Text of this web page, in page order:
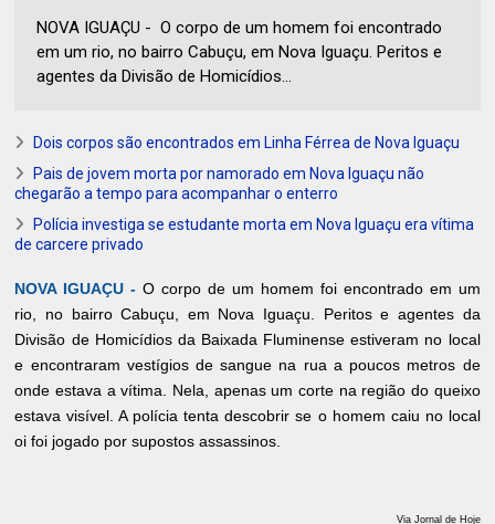
NOVA IGUAÇU - O corpo de um homem foi encontrado
em um rio, no bairro Cabuçu, em Nova Iguaçu. Peritos e
agentes da Divisão de Homicídios...
Dois corpos são encontrados em Linha Férrea de Nova Iguaçu
Pais de jovem morta por namorado em Nova Iguaçu não
chegarão a tempo para acompanhar o enterro
Polícia investiga se estudante morta em Nova Iguaçu era vítima
de carcere privado
NOVA IGUAÇU -O corpo de um homem foi encontrado em um
rio, no bairro Cabuçu, em Nova Iguaçu. Peritos e agentes da
Divisão de Homicídios da Baixada Fluminense estiveram no local
e encontraram vestígios de sangue na rua a poucos metros de
onde estava a vítima. Nela, apenas um corte na região do queixo
estava visível. A polícia tenta descobrir se o homem caiu no local
oi foi jogado por supostos assassinos.
Via Jornal de Hoje